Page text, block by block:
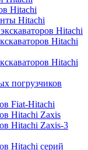
Hitachi
Hitachi
Hitachi
Hitachi
Hitachi
погрузчиков
Fiat-Hitachi
Hitachi Zaxis
Hitachi Zaxis-3
Hitachi серий